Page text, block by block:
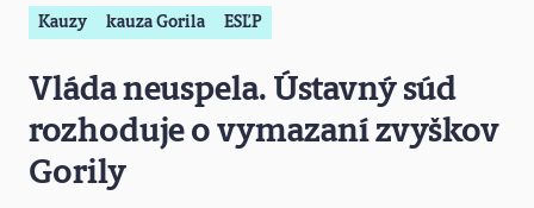
Kauzy kauza Gorila ESĽP
Vláda neuspela. Ústavný súd
rozhoduje o vymazaní zvyškov
Gorily